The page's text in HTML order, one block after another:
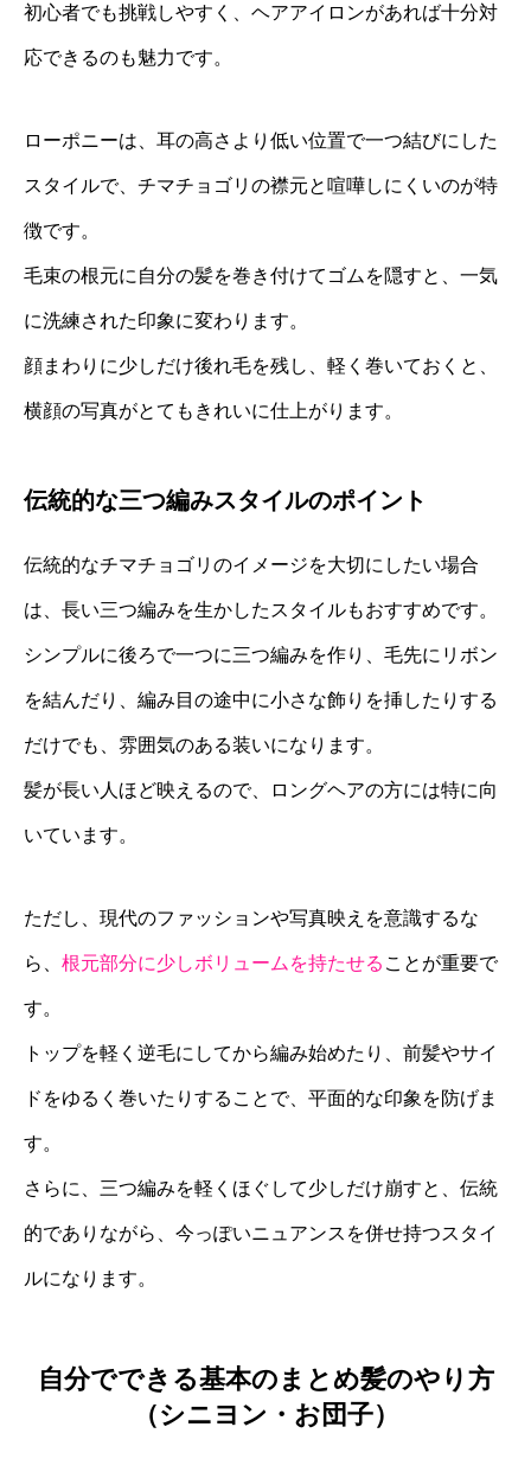
初心者でも挑戦しやすく、ヘアアイロンがあれば十分対
応できるのも魅力です。
ローポニーは、耳の高さより低い位置で一つ結びにした
スタイルで、チマチョゴリの襟元と喧嘩しにくいのが特
徴です。
毛束の根元に自分の髪を巻き付けてゴムを隠すと、一気
に洗練された印象に変わります。
顔まわりに少しだけ後れ毛を残し、軽く巻いておくと、
横顔の写真がとてもきれいに仕上がります。
伝統的な三つ編みスタイルのポイント
伝統的なチマチョゴリのイメージを大切にしたい場合
は、長い三つ編みを生かしたスタイルもおすすめです。
シンプルに後ろで一つに三つ編みを作り、毛先にリボン
を結んだり、編み目の途中に小さな飾りを挿したりする
だけでも、雰囲気のある装いになります。
髪が長い人ほど映えるので、ロングヘアの方には特に向
いています。
ただし、現代のファッションや写真映えを意識するな
ら、 根元部分に少しボリュームを持たせる ことが重要で
す。
トップを軽く逆毛にしてから編み始めたり、前髪やサイ
ドをゆるく巻いたりすることで、平面的な印象を防げま
す。
さらに、三つ編みを軽くほぐして少しだけ崩すと、伝統
的でありながら、今っぽいニュアンスを併せ持つスタイ
ルになります。
自分でできる基本のまとめ髪のやり方
（シニヨン・お団子）